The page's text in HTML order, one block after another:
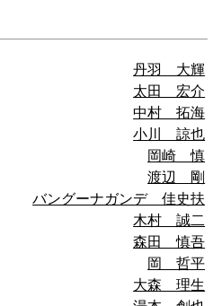
丹羽 大輝
太田 宏介
中村 拓海
小川 諒也
岡崎 慎
渡辺 剛
バングーナガンデ 佳史扶
木村 誠二
森田 慎吾
岡 哲平
大森 理生